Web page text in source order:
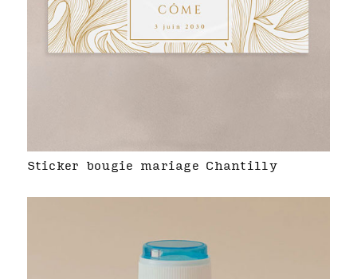
Sticker bougie mariage Chantilly